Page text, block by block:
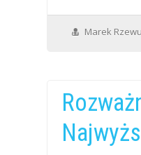
Marek